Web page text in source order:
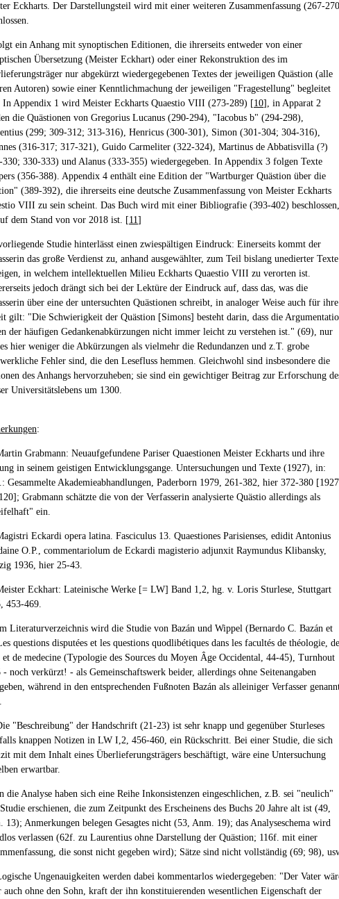
Eckharts. Der Darstellungsteil wird mit einer weiteren Zusammenfassung (267-
ein Anhang mit synoptischen Editionen, die ihrerseits entweder von einer
Übersetzung (Meister Eckhart) oder einer Rekonstruktion des im
nur abgekürzt wiedergegebenen Textes der jeweiligen Quästion (alle
Autoren) sowie einer Kenntlichmachung der jeweiligen "Fragestellung" begleitet
In Appendix 1 wird Meister Eckharts Quaestio VIII (273-289) [10], in Apparat 2
die Quästionen von Gregorius Lucanus (290-294), "Iacobus b" (294-298),
(299; 309-312; 313-316), Henricus (300-301), Simon (301-304; 304-316),
(316-317; 317-321), Guido Carmeliter (322-324), Martinus de Abbatisvilla (?)
330; 330-333) und Alanus (333-355) wiedergegeben. In Appendix 3 folgen Texte
(356-388). Appendix 4 enthält eine Edition der "Wartburger Quästion über die
(389-392), die ihrerseits eine deutsche Zusammenfassung von Meister Eckharts
VIII zu sein scheint. Das Buch wird mit einer Bibliografie (393-402) beschlossen,
dem Stand von vor 2018 ist. [11]
Studie hinterlässt einen zwiespältigen Eindruck: Einerseits kommt der
das große Verdienst zu, anhand ausgewählter, zum Teil bislang unedierter Texte
in welchem intellektuellen Milieu Eckharts Quaestio VIII zu verorten ist.
jedoch drängt sich bei der Lektüre der Eindruck auf, dass das, was die
über eine der untersuchten Quästionen schreibt, in analoger Weise auch für ihre
gilt: "Die Schwierigkeit der Quästion [Simons] besteht darin, dass die
der häufigen Gedankenabkürzungen nicht immer leicht zu verstehen ist." (69), nur
es hier weniger die Abkürzungen als vielmehr die Redundanzen und z.T. grobe
Fehler sind, die den Lesefluss hemmen. Gleichwohl sind insbesondere die
des Anhangs hervorzuheben; sie sind ein gewichtiger Beitrag zur Erforschung
Universitätslebens um 1300.
:
Grabmann: Neuaufgefundene Pariser Quaestionen Meister Eckharts und ihre
in seinem geistigen Entwicklungsgange. Untersuchungen und Texte (1927), in:
Gesammelte Akademieabhandlungen, Paderborn 1979, 261-382, hier 372-380
Grabmann schätzte die von der Verfasserin analysierte Quästio allerdings als
ein.
Eckardi opera latina. Fasciculus 13. Quaestiones Parisienses, edidit Antonius
O.P., commentariolum de Eckardi magisterio adjunxit Raymundus Klibansky,
1936, hier 25-43.
Eckhart: Lateinische Werke [= LW] Band 1,2, hg. v. Loris Sturlese, Stuttgart
453-469.
Literaturverzeichnis wird die Studie von Bazán und Wippel (Bernardo C. Bazán et
questions disputées et les questions quodlibétiques dans les facultés de théologie, de
de medecine (Typologie des Sources du Moyen Âge Occidental, 44-45), Turnhout
- noch verkürzt! - als Gemeinschaftswerk beider, allerdings ohne Seitenangaben
während in den entsprechenden Fußnoten Bazán als alleiniger Verfasser
"Beschreibung" der Handschrift (21-23) ist sehr knapp und gegenüber Sturleses
knappen Notizen in LW I,2, 456-460, ein Rückschritt. Bei einer Studie, die sich
mit dem Inhalt eines Überlieferungsträgers beschäftigt, wäre eine Untersuchung
erwartbar.
die Analyse haben sich eine Reihe Inkonsistenzen eingeschlichen, z.B. sei "neulich"
erschienen, die zum Zeitpunkt des Erscheinens des Buchs 20 Jahre alt ist (49,
13); Anmerkungen belegen Gesagtes nicht (53, Anm. 19); das Analyseschema wird
verlassen (62f. zu Laurentius ohne Darstellung der Quästion; 116f. mit einer
die sonst nicht gegeben wird); Sätze sind nicht vollständig (69; 98),
Ungenauigkeiten werden dabei kommentarlos wiedergegeben: "Der Vater
auch ohne den Sohn, kraft der ihn konstituierenden wesentlichen Eigenschaft der